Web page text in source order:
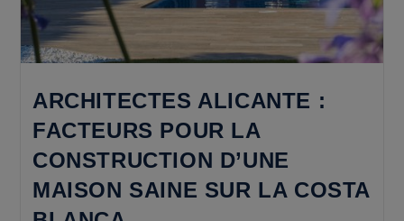
ARCHITECTES ALICANTE :
FACTEURS POUR LA
CONSTRUCTION D’UNE
MAISON SAINE SUR LA COSTA